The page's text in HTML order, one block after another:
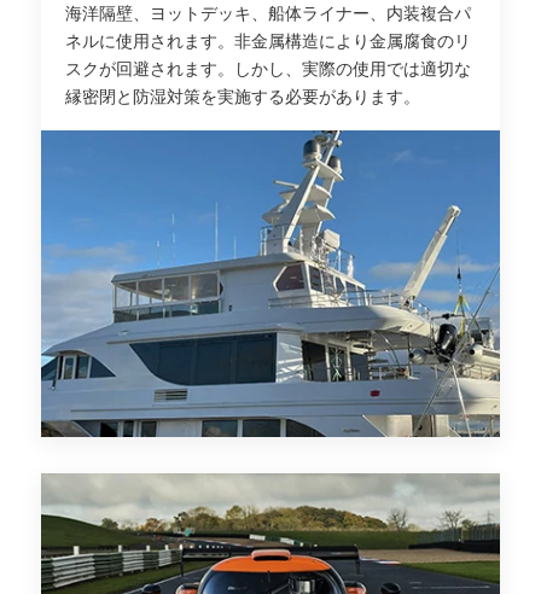
海洋隔壁、ヨットデッキ、船体ライナー、内装複合パ
ネルに使用されます。非金属構造により金属腐食のリ
スクが回避されます。しかし、実際の使用では適切な
縁密閉と防湿対策を実施する必要があります。